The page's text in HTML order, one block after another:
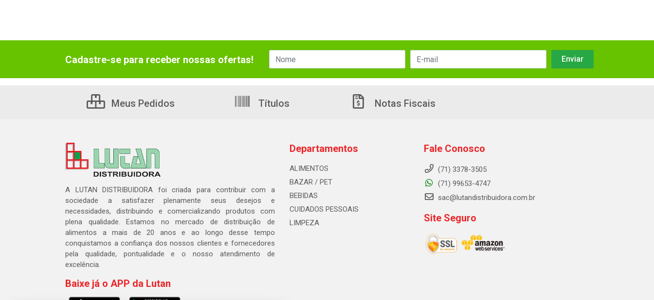
Cadastre-se para receber nossas ofertas!
Meus Pedidos Títulos Notas Fiscais
A LUTAN DISTRIBUIDORA foi criada para contribuir com a
sociedade a satisfazer plenamente seus desejos e
necessidades, distribuindo e comercializando produtos com
plena qualidade. Estamos no mercado de distribuição de
alimentos a mais de 20 anos e ao longo desse tempo
conquistamos a confiança dos nossos clientes e fornecedores
pela qualidade, pontualidade e o nosso atendimento de
excelência.
Baixe já o APP da Lutan
Departamentos
ALIMENTOS
BAZAR / PET
BEBIDAS
CUIDADOS PESSOAIS
LIMPEZA
Fale Conosco
(71) 3378-3505
(71) 99653-4747
sac@lutandistribuidora.com.br
Site Seguro